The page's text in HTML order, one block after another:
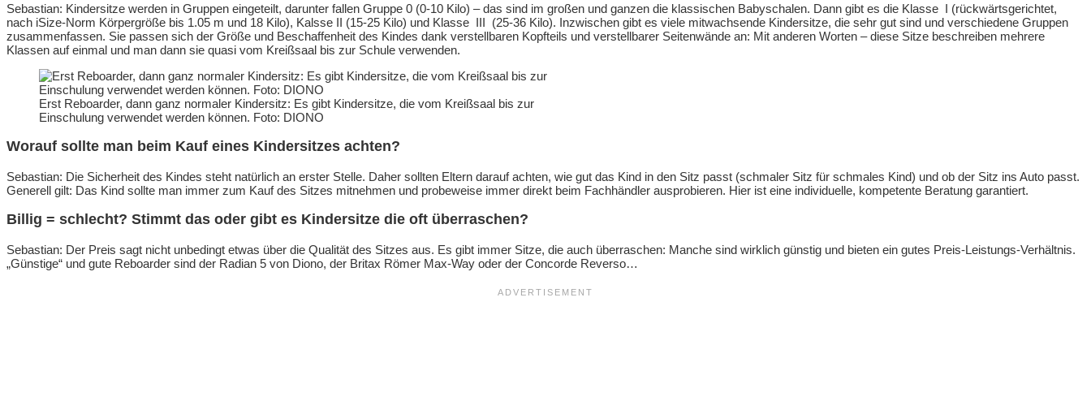
Sebastian: Kindersitze werden in Gruppen eingeteilt, darunter fallen Gruppe 0 (0-10 Kilo) – das sind im großen und ganzen die klassischen Babyschalen. Dann gibt es die Klasse I (rückwärtsgerichtet,
nach iSize-Norm Körpergröße bis 1.05 m und 18 Kilo), Kalsse II (15-25 Kilo) und Klasse III (25-36 Kilo). Inzwischen gibt es viele mitwachsende Kindersitze, die sehr gut sind und verschiedene Gruppen
zusammenfassen. Sie passen sich der Größe und Beschaffenheit des Kindes dank verstellbaren Kopfteils und verstellbarer Seitenwände an: Mit anderen Worten – diese Sitze beschreiben mehrere
Klassen auf einmal und man dann sie quasi vom Kreißsaal bis zur Schule verwenden.
Erst Reboarder, dann ganz normaler Kindersitz: Es gibt Kindersitze, die vom Kreißsaal bis zur
Einschulung verwendet werden können. Foto: DIONO
Worauf sollte man beim Kauf eines Kindersitzes achten?
Sebastian: Die Sicherheit des Kindes steht natürlich an erster Stelle. Daher sollten Eltern darauf achten, wie gut das Kind in den Sitz passt (schmaler Sitz für schmales Kind) und ob der Sitz ins Auto passt.
Generell gilt: Das Kind sollte man immer zum Kauf des Sitzes mitnehmen und probeweise immer direkt beim Fachhändler ausprobieren. Hier ist eine individuelle, kompetente Beratung garantiert.
Billig = schlecht? Stimmt das oder gibt es Kindersitze die oft überraschen?
Sebastian: Der Preis sagt nicht unbedingt etwas über die Qualität des Sitzes aus. Es gibt immer Sitze, die auch überraschen: Manche sind wirklich günstig und bieten ein gutes Preis-Leistungs-Verhältnis.
„Günstige“ und gute Reboarder sind der Radian 5 von Diono, der Britax Römer Max-Way oder der Concorde Reverso…